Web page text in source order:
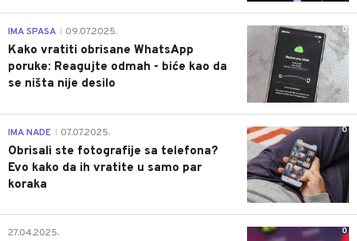
0
IMA SPASA 09.07.2025.
Kako vratiti obrisane WhatsApp
poruke: Reagujte odmah - biće kao da
se ništa nije desilo
0
IMA NADE 07.07.2025.
Obrisali ste fotografije sa telefona?
Evo kako da ih vratite u samo par
koraka
0
27.04.2025.